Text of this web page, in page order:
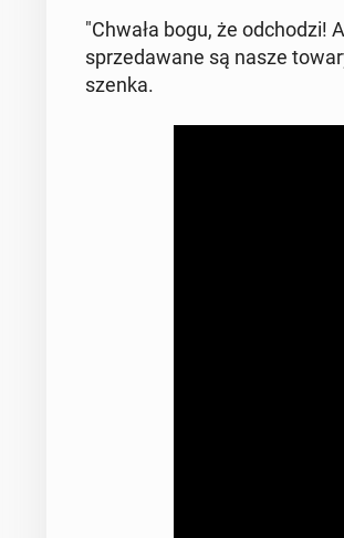
"Chwała bogu, że od­cho­dzi!
sprze­da­wa­ne są nasze
szen­ka.